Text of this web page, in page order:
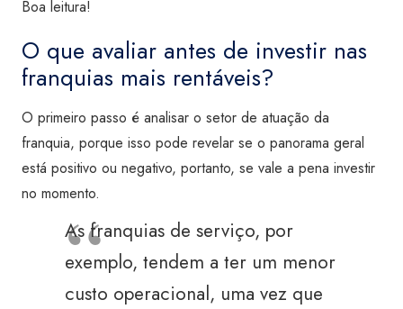
Boa leitura!
O que avaliar antes de investir nas
franquias mais rentáveis?
O primeiro passo é analisar o setor de atuação da
franquia, porque isso pode revelar se o panorama geral
está positivo ou negativo, portanto, se vale a pena investir
no momento.
As franquias de serviço, por
exemplo, tendem a ter um menor
custo operacional, uma vez que